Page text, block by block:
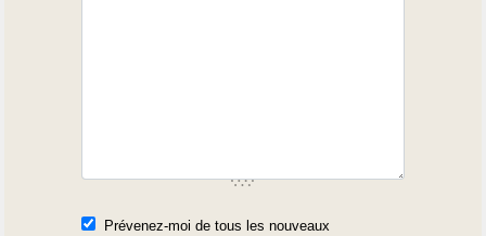
Prévenez-moi de tous les nouveaux